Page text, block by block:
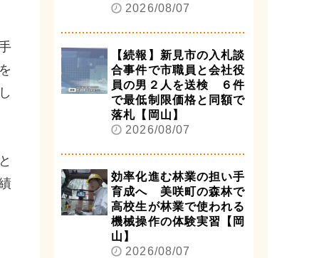
2026/08/07
【続報】新見市の入札談
合事件で市職員と会社役
員の男２人を送検 ６件
で最低制限価格と同額で
落札【岡山】
2026/08/07
効率化進む林業の担い手
育成へ 美咲町の森林で
高校生が林業で使われる
機械操作の体験実習【岡
山】
2026/08/07